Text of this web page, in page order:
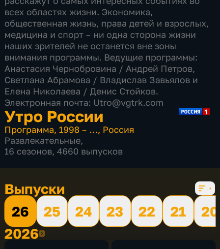
всех областях жизни. Экономика,
общественная жизнь, права детей и взрослых,
медицина и спорт – ни одна сторона жизни
наших зрителей не останется вне зоны
внимания программы. Ведущие программы:
Анастасия Чернобровина / Андрей Петров,
Светлана Абрамова​ / Владислав Завьялов и
Елена Николаева / Денис Стойков.
Электронная почта: Utro@vgtrk.com
Утро России
Программа, 1998 – …, Россия
Развлекательные,
16 сезонов, 4660 выпусков
Выпуски
26
25 24 23 22 21
20
20262026